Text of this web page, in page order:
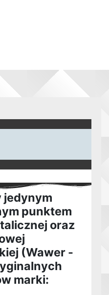
jedynym
punktem
oraz
(Wawer -
marki: